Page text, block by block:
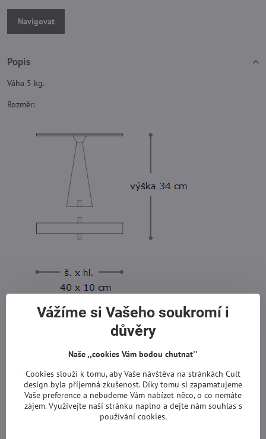
Navigovat
Popis
Váha 5 kg.
Rozměr:
Provedení.Vážíme si Vašeho soukromí i
důvěry
Naše ,,cookies Vám bodou chutnat''
Cookies slouží k tomu, aby Vaše návštěva na stránkách Cult
design byla příjemná zkušenost. Díky tomu si zapamatujeme
Vaše preference a nebudeme Vám nabízet něco, o co nemáte
zájem. Využívejte naši stránku naplno a dejte nám souhlas s
používání cookies.